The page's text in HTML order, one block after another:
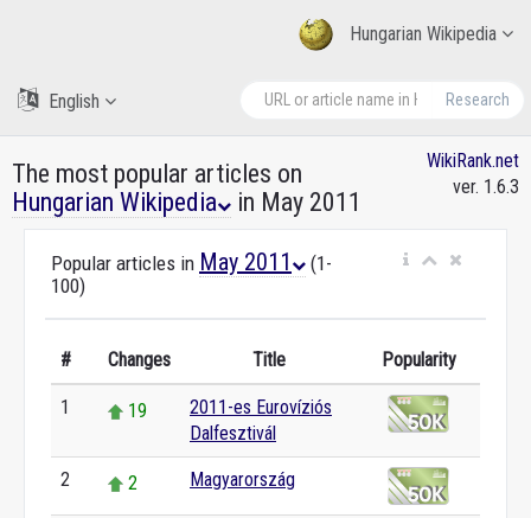
Hungarian Wikipedia
Research
English
The most popular articles on
Hungarian Wikipedia
in May 2011
WikiRank.net
ver. 1.6.3
Popular articles in May 2011
(1-
100)
# Changes Title Popularity
1 19
2011-es Eurovíziós
Dalfesztivál
2 2 Magyarország